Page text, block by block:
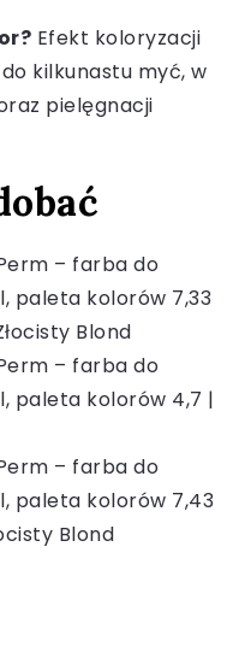
Efekt koloryzacji
kilkunastu myć, w
pielęgnacji
– farba do
paleta kolorów 7,33
Blond
– farba do
paleta kolorów 4,7 |
– farba do
paleta kolorów 7,43
Blond